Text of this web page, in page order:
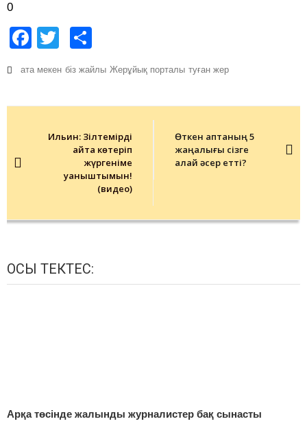
0
Facebook
Twitter
ата мекен біз жайлы Жерұйық порталы туған жер
navigationИльин: Зілтемірді
қайта көтеріп
жүргеніме
қуаныштымын!
(видео)
Өткен аптаның 5
жаңалығы сізге
қалай әсер етті?
ОСЫ ТЕКТЕС:
Арқа төсінде жалынды журналистер бақ сынасты